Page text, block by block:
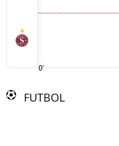
0'
FUTBOL